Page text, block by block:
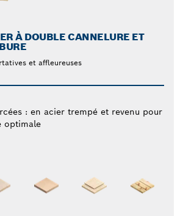
À DOUBLE CANNELURE ET
et affleureuses
: en acier trempé et revenu pour
optimale